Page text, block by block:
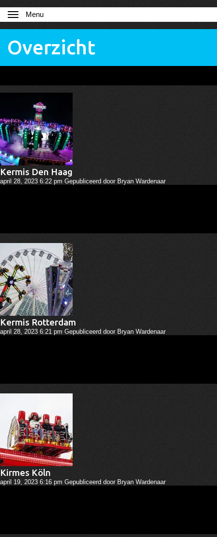
Menu
Overzicht
Kermis Den Haag
april 28, 2023 6:22 pm Gepubliceerd door Bryan Wardenaar
Kermis Rotterdam
april 28, 2023 6:21 pm Gepubliceerd door Bryan Wardenaar
Kirmes Köln
april 19, 2023 6:16 pm Gepubliceerd door Bryan Wardenaar